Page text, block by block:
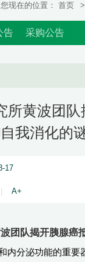
您现在的位置： 首页 >
告 采购公告
所黄波团
我消化的
17
A+
团队揭开胰腺癌
内分泌功能的重要